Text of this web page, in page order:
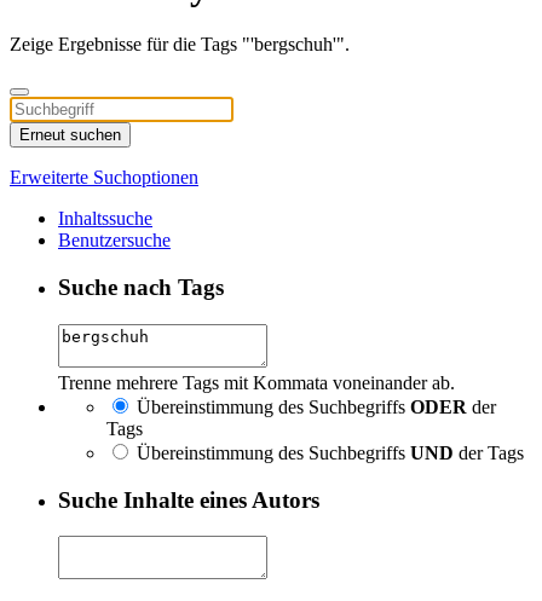
Zeige Ergebnisse für die Tags "'bergschuh'".
Erneut suchen
Erweiterte Suchoptionen
Inhaltssuche
Benutzersuche
Suche nach Tags
Trenne mehrere Tags mit Kommata voneinander ab.
Übereinstimmung des Suchbegriffs ODER der
Tags
Übereinstimmung des Suchbegriffs UND der Tags
Suche Inhalte eines Autors